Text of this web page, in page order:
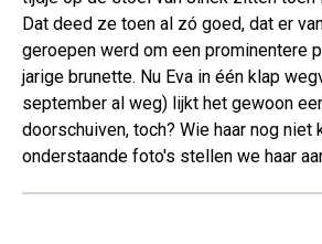
Dat deed ze toen al zó goed, dat er
geroepen werd om een prominentere
jarige brunette. Nu Eva in één klap
september al weg) lijkt het gewoon
doorschuiven, toch? Wie haar nog niet
onderstaande foto's stellen we haar